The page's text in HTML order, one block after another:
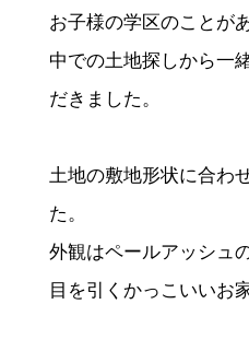
お子様の学区のことが
中での土地探しから一
だきました。
土地の敷地形状に合わ
た。
外観はペールアッシュ
目を引くかっこいいお